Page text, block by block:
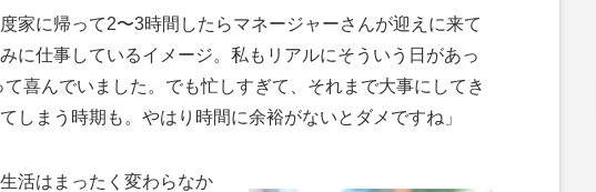
家に帰って2〜3時間したらマネージャーさんが迎えに来て
に仕事しているイメージ。私もリアルにそういう日があっ
て喜んでいました。でも忙しすぎて、それまで大事にしてき
しまう時期も。やはり時間に余裕がないとダメですね」
活はまったく変わらなか